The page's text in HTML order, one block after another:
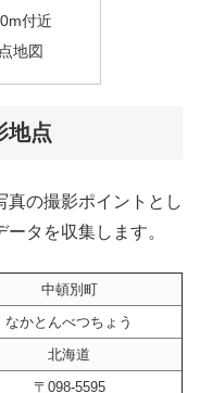
付近
地図
地点
真の撮影ポイントとし
タを収集します。
中頓別町
なかとんべつちょう
北海道
〒098-5595